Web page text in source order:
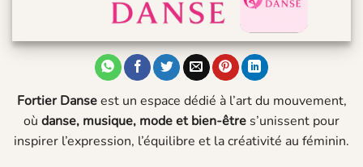
Fortier Danseest un espace dédié à l’art du mouvement,
où danse, musique, mode et bien-être s’unissent pour
inspirer l’expression, l’équilibre et la créativité au féminin.